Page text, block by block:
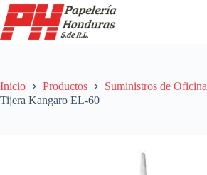
Saltar
al
contenido
Inicio Productos Suministros de Oficina
Tijera Kangaro EL-60